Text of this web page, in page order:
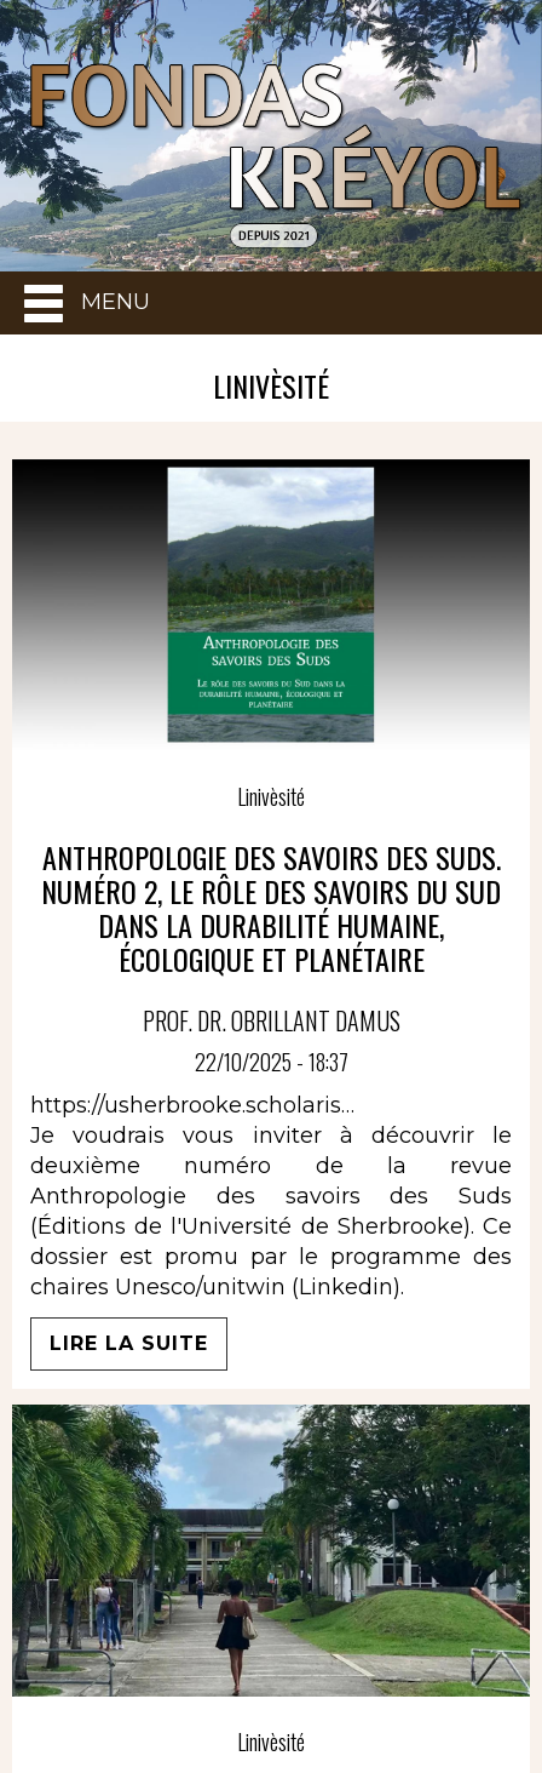
MENU
LINIVÈSITÉ
Linivèsité
ANTHROPOLOGIE DES SAVOIRS DES SUDS.
NUMÉRO 2, LE RÔLE DES SAVOIRS DU SUD
DANS LA DURABILITÉ HUMAINE,
ÉCOLOGIQUE ET PLANÉTAIRE
PROF. DR. OBRILLANT DAMUS
22/10/2025 - 18:37
https://usherbrooke.scholaris…
Je voudrais vous inviter à découvrir le
deuxième numéro de la revue
Anthropologie des savoirs des Suds
(Éditions de l'Université de Sherbrooke). Ce
dossier est promu par le programme des
chaires Unesco/unitwin (Linkedin).
LIRE LA SUITE
Linivèsité